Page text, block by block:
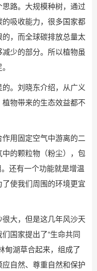
路。大规模种树，通过
吸收能力，很多国家都
，而全球碳排放总量太
少的部分。所以植物虽
。刘晓东介绍，从广义
植物带来的生态效益都不
用固定空气中游离的二
的颗粒物（粉尘），包
还有一个功能就是增温
使我们周围的环境更宜
大，但是这几年风沙天
国家提出了“生命共同
甸湖草合起来，组成了
自然、尊重自然和保护